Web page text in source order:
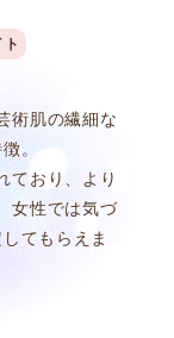
術肌の繊細な
。
ており、より
女性では気づ
てもらえま